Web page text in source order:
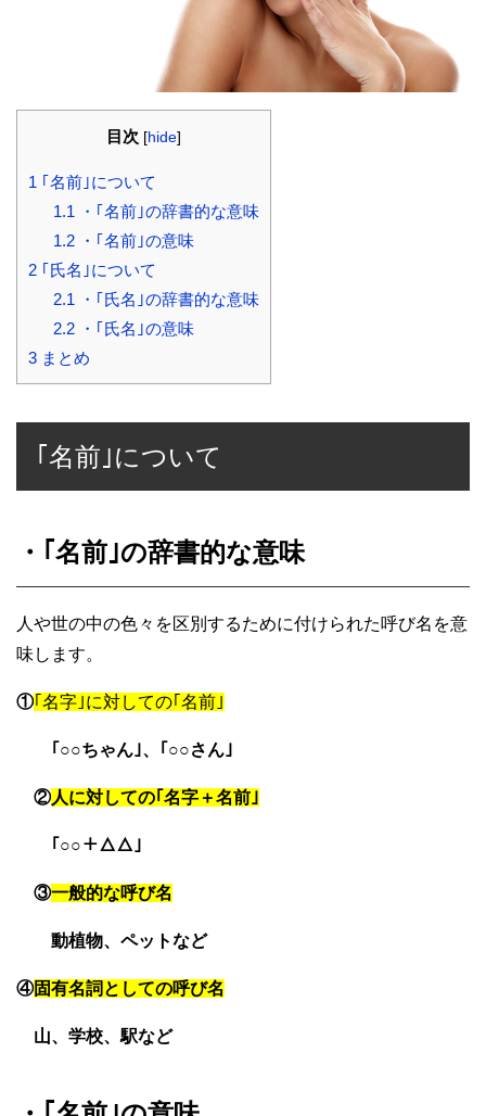
目次 [hide]
1 ｢名前｣について
1.1 ・｢名前｣の辞書的な意味
1.2・｢名前｣の意味
2 ｢氏名｣について
2.1 ・｢氏名｣の辞書的な意味
2.2・｢氏名｣の意味
3 まとめ
｢名前｣について
・｢名前｣の辞書的な意味
人や世の中の色々を区別するために付けられた呼び名を意
味します。
①｢名字｣に対しての｢名前｣
｢○○ちゃん｣、｢○○さん｣
②人に対しての｢名字＋名前｣
｢○○＋△△｣
③一般的な呼び名
動植物、ペットなど
④固有名詞としての呼び名
山、学校、駅など